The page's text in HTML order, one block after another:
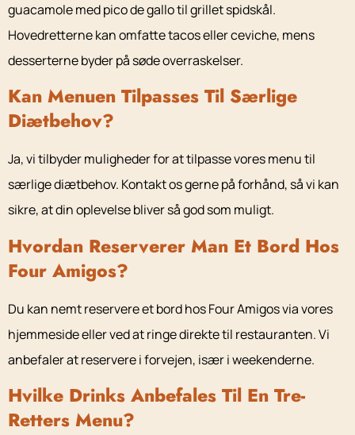
guacamole med pico de gallo til grillet spidskål.
Hovedretterne kan omfatte tacos eller ceviche, mens
desserterne byder på søde overraskelser.
Kan Menuen Tilpasses Til Særlige
Diætbehov?
Ja, vi tilbyder muligheder for at tilpasse vores menu til
særlige diætbehov. Kontakt os gerne på forhånd, så vi kan
sikre, at din oplevelse bliver så god som muligt.
Hvordan Reserverer Man Et Bord Hos
Four Amigos?
Du kan nemt reservere et bord hos Four Amigos via vores
hjemmeside eller ved at ringe direkte til restauranten. Vi
anbefaler at reservere i forvejen, især i weekenderne.
Hvilke Drinks Anbefales Til En Tre-
Retters Menu?